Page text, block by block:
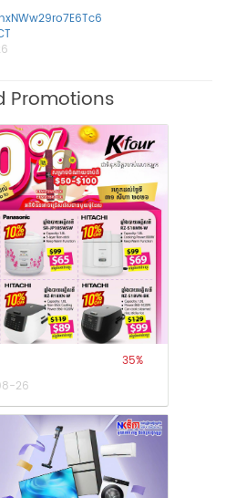
Promotions
26
35%